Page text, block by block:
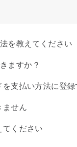
を教えてください
ますか？
支払い方法に登録
ません
ください